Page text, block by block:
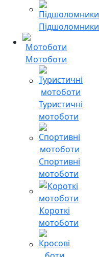
Підшоломники
Мотоботи
Туристичні
мотоботи
Спортивні
мотоботи
Короткі
мотоботи